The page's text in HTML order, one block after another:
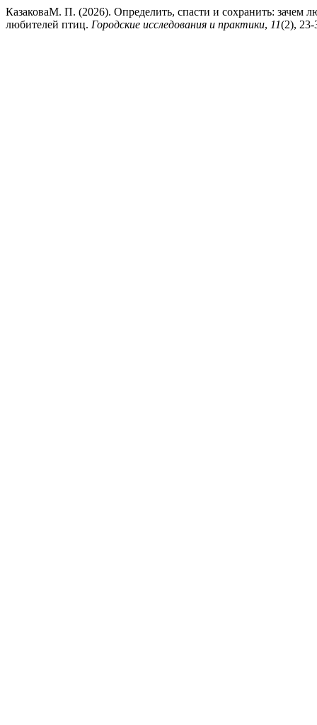
КазаковаМ. П. (2026). Определить, спасти и сохранить: зачем
любителей птиц. Городские исследования и практики, 11(2), 23-